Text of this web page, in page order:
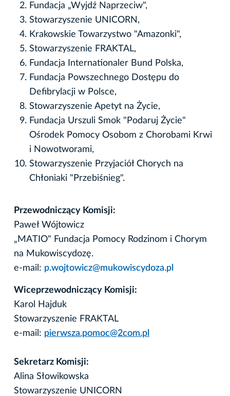
Fundacja „Wyjdź Naprzeciw",
Stowarzyszenie UNICORN,
Krakowskie Towarzystwo "Amazonki",
Stowarzyszenie FRAKTAL,
Fundacja Internationaler Bund Polska,
Fundacja Powszechnego Dostępu do
Defibrylacji w Polsce,
Stowarzyszenie Apetyt na Życie,
Fundacja Urszuli Smok "Podaruj Życie"
Ośrodek Pomocy Osobom z Chorobami Krwi
i Nowotworami,
Stowarzyszenie Przyjaciół Chorych na
Chłoniaki "Przebiśnieg".
Przewodniczący Komisji:
Paweł Wójtowicz
„MATIO" Fundacja Pomocy Rodzinom i Chorym
na Mukowiscydozę.
e-mail: p.wojtowicz@mukowiscydoza.pl
Wiceprzewodniczący Komisji:
Karol Hajduk
Stowarzyszenie FRAKTAL
e-mail: pierwsza.pomoc@2com.pl
Sekretarz Komisji:
Alina Słowikowska
Stowarzyszenie UNICORN